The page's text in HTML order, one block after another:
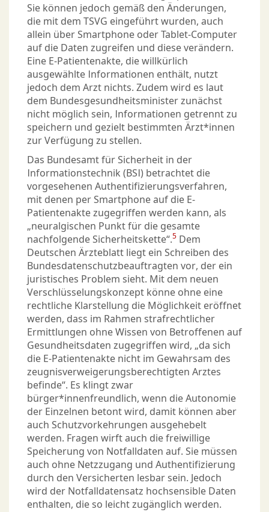
Sie können jedoch gemäß den Änderungen,
die mit dem TSVG eingeführt wurden, auch
allein über Smartphone oder Tablet-Computer
auf die Daten zugreifen und diese verändern.
Eine E-Patientenakte, die willkürlich
ausgewählte Informationen enthält, nutzt
jedoch dem Arzt nichts. Zudem wird es laut
dem Bundesgesundheitsminister zunächst
nicht möglich sein, Informationen getrennt zu
speichern und gezielt bestimmten Ärzt*innen
zur Verfügung zu stellen.
Das Bundesamt für Sicherheit in der
Informationstechnik (BSI) betrachtet die
vorgesehenen Authentifizierungsverfahren,
mit denen per Smartphone auf die E-
Patientenakte zugegriffen werden kann, als
„neuralgischen Punkt für die gesamte
nachfolgende Sicherheitskette“.5 Dem
Deutschen Ärzteblatt liegt ein Schreiben des
Bundesdatenschutzbeauftragten vor, der ein
juristisches Problem sieht. Mit dem neuen
Verschlüsselungskonzept könne ohne eine
rechtliche Klarstellung die Möglichkeit eröffnet
werden, dass im Rahmen strafrechtlicher
Ermittlungen ohne Wissen von Betroffenen auf
Gesundheitsdaten zugegriffen wird, „da sich
die E-Patientenakte nicht im Gewahrsam des
zeugnisverweigerungsberechtigten Arztes
befinde“. Es klingt zwar
bürger*innenfreundlich, wenn die Autonomie
der Einzelnen betont wird, damit können aber
auch Schutzvorkehrungen ausgehebelt
werden. Fragen wirft auch die freiwillige
Speicherung von Notfalldaten auf. Sie müssen
auch ohne Netzzugang und Authentifizierung
durch den Versicherten lesbar sein. Jedoch
wird der Notfalldatensatz hochsensible Daten
enthalten, die so leicht zugänglich werden.